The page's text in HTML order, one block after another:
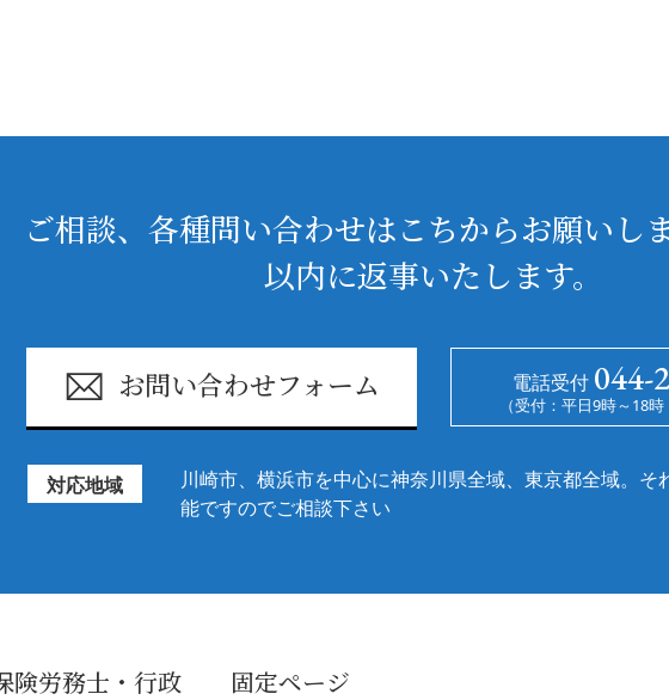
ご相談、各種問い合わせはこちからお願いし
以内に返事いたします。
お問い合わせフォーム 電話受付 044-
（受付：平日9時～18時
対応地域
川崎市、横浜市を中心に神奈川県全域、東京都全域。そ
能ですのでご相談下さい
険労務士・行政
固定ページ